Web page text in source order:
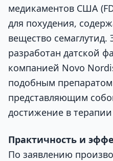
медикаментов США
для похудения,
вещество семаглутид.
разработан датской
компанией Novo
подобным
представляющим
достижение в
Практичность и
По заявлению